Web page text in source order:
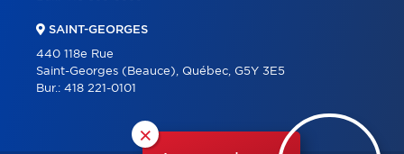
×
SAINT-GEORGES
440 118e Rue
Saint-Georges (Beauce), Québec, G5Y 3E5
Bur.: 418 221-0101